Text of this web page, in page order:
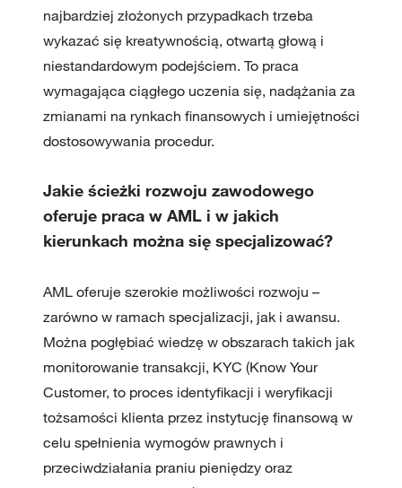
najbardziej złożonych przypadkach trzeba
wykazać się kreatywnością, otwartą głową i
niestandardowym podejściem. To praca
wymagająca ciągłego uczenia się, nadążania za
zmianami na rynkach finansowych i umiejętności
dostosowywania procedur.
Jakie ścieżki rozwoju zawodowego
oferuje praca w AML i w jakich
kierunkach można się specjalizować?
AML oferuje szerokie możliwości rozwoju –
zarówno w ramach specjalizacji, jak i awansu.
Można pogłębiać wiedzę w obszarach takich jak
monitorowanie transakcji, KYC (Know Your
Customer, to proces identyfikacji i weryfikacji
tożsamości klienta przez instytucję finansową w
celu spełnienia wymogów prawnych i
przeciwdziałania praniu pieniędzy oraz